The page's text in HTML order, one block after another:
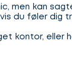
men kan
du føler dig
kontor, eller